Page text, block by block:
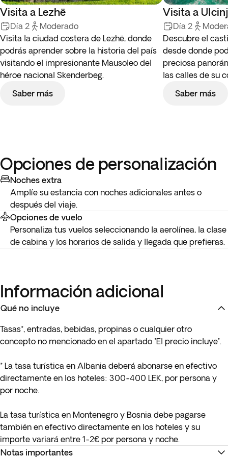
Visita a Lezhë
Día 2
Moderado
Visita la ciudad costera de Lezhë, donde
podrás aprender sobre la historia del país
visitando el impresionante Mausoleo del
héroe nacional Skenderbeg.
Saber más
Visita a Ulcinj
Día 2
Descubre el
desde donde
preciosa
las calles de su
Saber más
Opciones de personalización
Noches extra
Amplíe su estancia con noches adicionales antes o
después del viaje.
Opciones de vuelo
Personaliza tus vuelos seleccionando la aerolínea, la clase
de cabina y los horarios de salida y llegada que prefieras.
Información adicional
Qué no incluye
Tasas*, entradas, bebidas, propinas o cualquier otro
concepto no mencionado en el apartado "El precio incluye".
* La tasa turística en Albania deberá abonarse en efectivo
directamente en los hoteles: 300-400 LEK, por persona y
por noche.
La tasa turística en Montenegro y Bosnia debe pagarse
también en efectivo directamente en los hoteles y su
importe variará entre 1-2€ por persona y noche.
Notas importantes